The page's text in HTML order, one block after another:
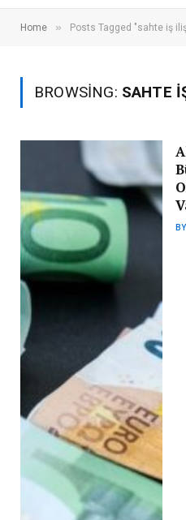
Home » Posts Tagged "sahte iş
BROWSING: SAHTE
BY